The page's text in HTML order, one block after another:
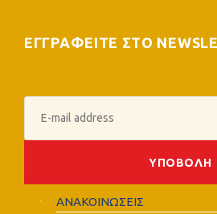
ΕΓΓΡΑΦΕΙΤΕ ΣΤΟ
ΑΝΑΚΟΙΝΩΣΕΙΣ